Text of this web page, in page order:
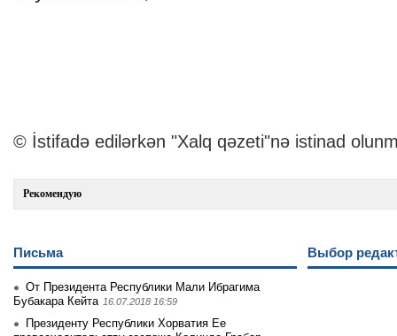
© İstifadə edilərkən "Xalq qəzeti"nə istinad
Рекомендую
Письма
От Президента Республики Мали Ибрагима
Бубакара Кейта 16.07.2018 16:59
Президенту Республики Хорватия Ее
Выбор